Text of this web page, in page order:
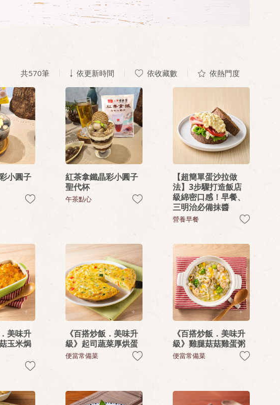
共570筆 依更新時間 依收藏數 依熱門度
小圓子
紅茶拿鐵晶彩小圓子
聖代杯
午茶點心
【超簡單蛋沙拉做
法】3步驟打造飯店
級綿密口感！早餐、
三明治必備抹醬
營養早餐
美味升
玉米焗
《百搭炒飯．美味升
級》起司蔬菜厚烘蛋
便當常備菜
《百搭炒飯．美味升
級》雞腿菇菇雞蛋粥
便當常備菜